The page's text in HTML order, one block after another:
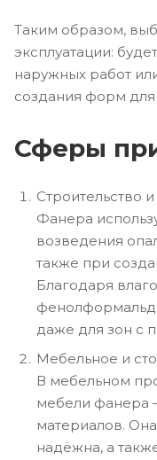
Таким образом,
эксплуатации:
наружных работ
создания форм для
Сферы
Строительство
Фанера
возведения
также при
Благодаря
даже для зон с
Мебельное и
В мебельном
мебели фанера
материалов.
надёжна, а